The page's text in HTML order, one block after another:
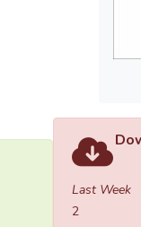
Last Week
2